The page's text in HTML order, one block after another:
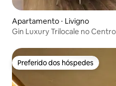
Apartamento ⋅ Livigno
Gin Luxury Trilocale no Centro
Preferido dos hóspedes
Preferido dos hóspedes